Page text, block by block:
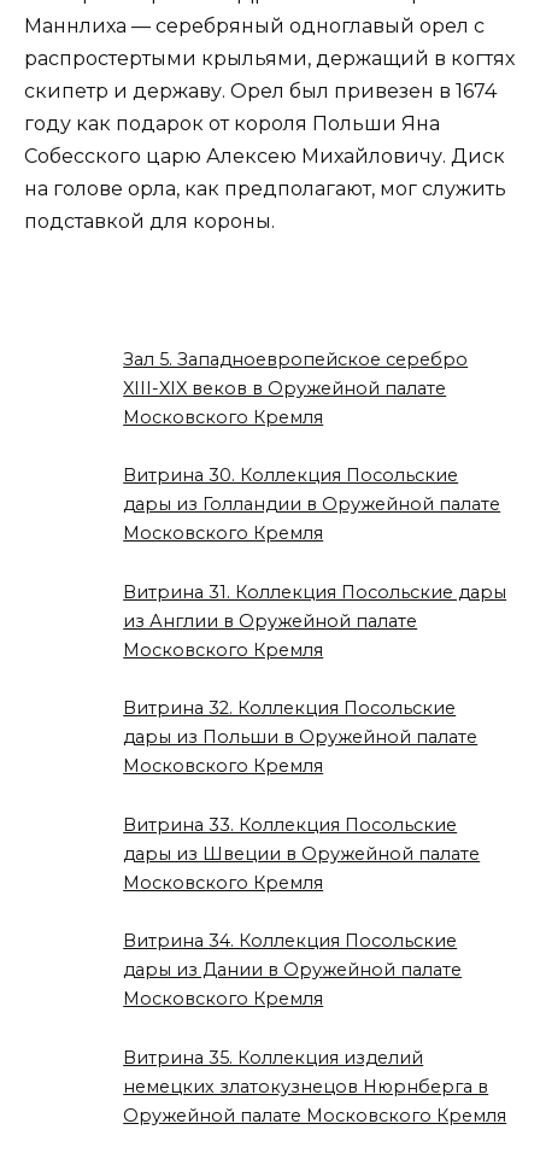
Маннлиха — серебряный одноглавый орел с
распростертыми крыльями, держащий в когтях
скипетр и державу. Орел был привезен в 1674
году как подарок от короля Польши Яна
Собесского царю Алексею Михайловичу. Диск
на голове орла, как предполагают, мог служить
подставкой для короны.
Зал 5. Западноевропейское серебро
XIII-XIX веков в Оружейной палате
Московского Кремля
Витрина 30. Коллекция Посольские
дары из Голландии в Оружейной палате
Московского Кремля
Витрина 31. Коллекция Посольские дары
из Англии в Оружейной палате
Московского Кремля
Витрина 32. Коллекция Посольские
дары из Польши в Оружейной палате
Московского Кремля
Витрина 33. Коллекция Посольские
дары из Швеции в Оружейной палате
Московского Кремля
Витрина 34. Коллекция Посольские
дары из Дании в Оружейной палате
Московского Кремля
Витрина 35. Коллекция изделий
немецких златокузнецов Нюрнберга в
Оружейной палате Московского Кремля